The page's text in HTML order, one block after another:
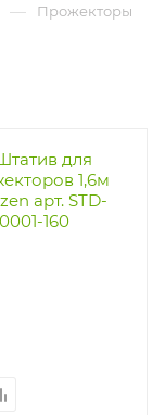
— Прожекторы